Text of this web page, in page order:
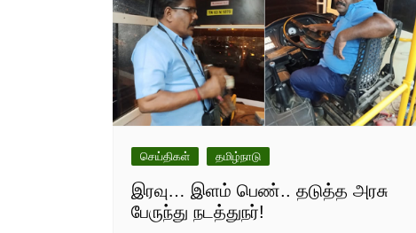
செய்திகள் தமிழ்நாடு
இரவு… இளம் பெண்.. தடுத்த அரசு
பேருந்து நடத்துநர்!